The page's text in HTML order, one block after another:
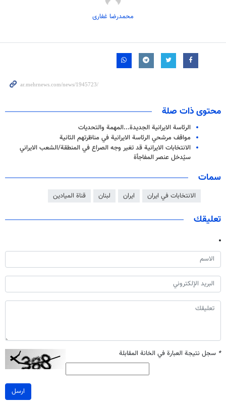
محمدرضا غفاری
محتوى ذات صلة
الرئاسة الايرانية الجديدة...المهمة والتحديات
مواقف مرشحي الرئاسة الايرانية في مناظرتهم الثانية
الانتخابات الايرانية قد تغير وجه الصراع في المنطقة/الشعب الايراني
سيُدخل عنصر المفاجأة
سمات
الانتخابات في ايران ايران لبنان قناة الميادين
تعليقك
* سجل نتيجة العبارة في الخانة المقابلة
ارسل